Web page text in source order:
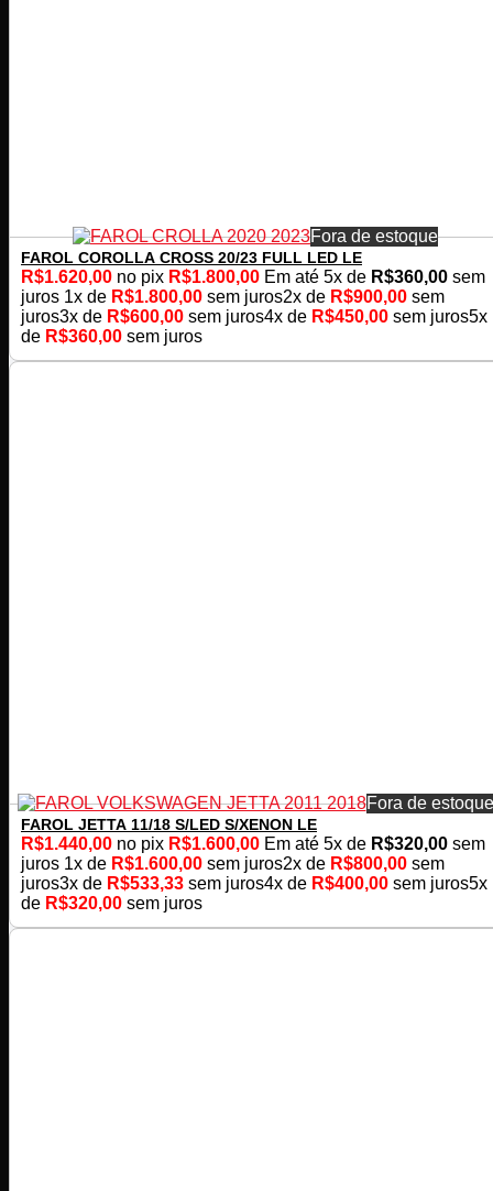
Fora de estoque
FAROL COROLLA CROSS 20/23 FULL LED LE
R$1.620,00 no pix R$1.800,00 Em até 5x de R$360,00 sem
juros 1x de R$1.800,00 sem juros2x de R$900,00 sem
juros3x de R$600,00 sem juros4x de R$450,00 sem juros5x
de R$360,00 sem juros
Fora de estoque
FAROL JETTA 11/18 S/LED S/XENON LE
R$1.440,00 no pix R$1.600,00 Em até 5x de R$320,00 sem
juros 1x de R$1.600,00 sem juros2x de R$800,00 sem
juros3x de R$533,33 sem juros4x de R$400,00 sem juros5x
de R$320,00 sem juros